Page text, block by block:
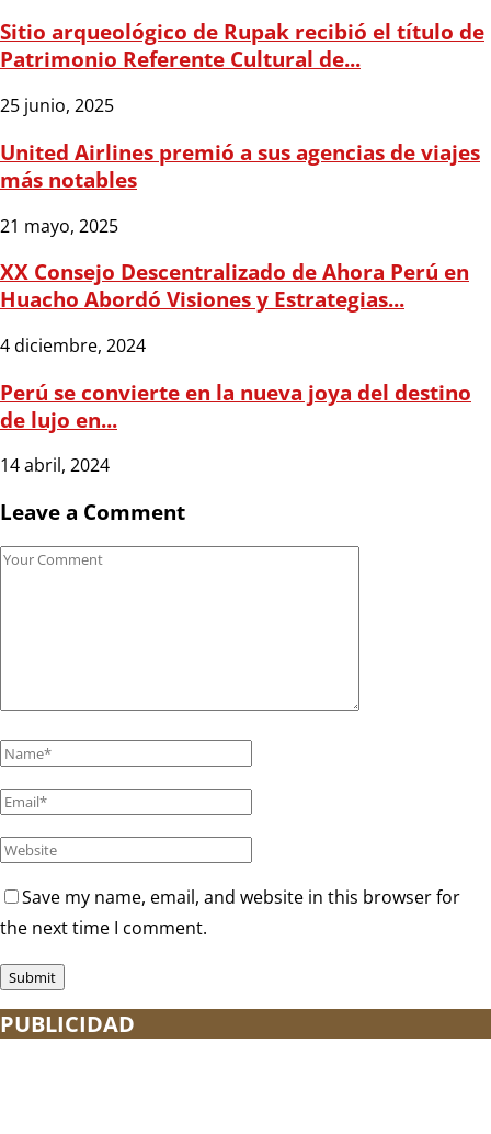
Sitio arqueológico de Rupak recibió el título de
Patrimonio Referente Cultural de...
25 junio, 2025
United Airlines premió a sus agencias de viajes
más notables
21 mayo, 2025
XX Consejo Descentralizado de Ahora Perú en
Huacho Abordó Visiones y Estrategias...
4 diciembre, 2024
Perú se convierte en la nueva joya del destino
de lujo en...
14 abril, 2024
Leave a Comment
Save my name, email, and website in this browser for
the next time I comment.
PUBLICIDAD